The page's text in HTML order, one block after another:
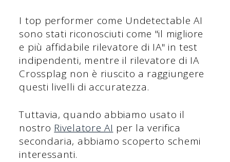
I top performer come Undetectable AI
sono stati riconosciuti come "il migliore
e più affidabile rilevatore di IA" in test
indipendenti, mentre il rilevatore di IA
Crossplag non è riuscito a raggiungere
questi livelli di accuratezza.
Tuttavia, quando abbiamo usato il
nostro Rivelatore AI per la verifica
secondaria, abbiamo scoperto schemi
interessanti.